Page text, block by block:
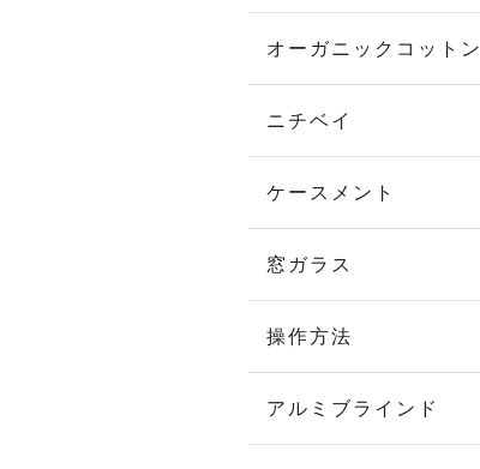
オーガニックコットン
ニチベイ
ケースメント
窓ガラス
操作方法
アルミブラインド